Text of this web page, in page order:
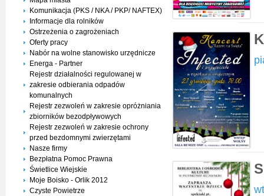
Komunikacja (PKS / NKA / PKP/ NAFTEX)
Informacje dla rolników
Ostrzeżenia o zagrożeniach
Oferty pracy
Nabór na wolne stanowisko urzędnicze
Energa - Partner
Rejestr działalności regulowanej w
zakresie odbierania odpadów
komunalnych
Rejestr zezwoleń w zakresie opróżniania
zbiorników bezodpływowych
Rejestr zezwoleń w zakresie ochrony
przed bezdomnymi zwierzętami
Nasze firmy
Bezpłatna Pomoc Prawna
Świetlice Wiejskie
Moje Boisko - Orlik 2012
Czyste Powietrze